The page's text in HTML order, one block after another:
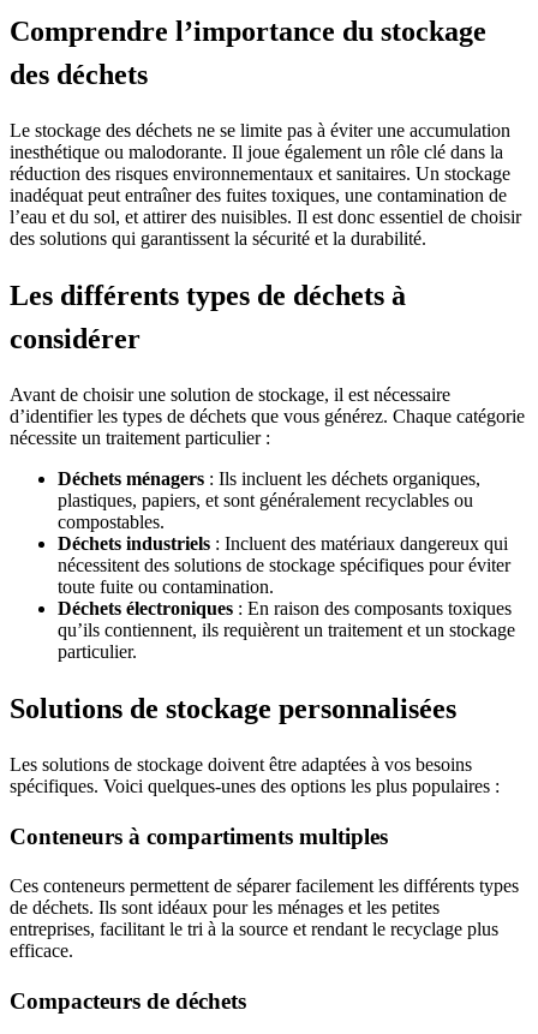
Comprendre l’importance du stockage
des déchets
Le stockage des déchets ne se limite pas à éviter une accumulation
inesthétique ou malodorante. Il joue également un rôle clé dans la
réduction des risques environnementaux et sanitaires. Un stockage
inadéquat peut entraîner des fuites toxiques, une contamination de
l’eau et du sol, et attirer des nuisibles. Il est donc essentiel de choisir
des solutions qui garantissent la sécurité et la durabilité.
Les différents types de déchets à
considérer
Avant de choisir une solution de stockage, il est nécessaire
d’identifier les types de déchets que vous générez. Chaque catégorie
nécessite un traitement particulier :
Déchets ménagers : Ils incluent les déchets organiques,
plastiques, papiers, et sont généralement recyclables ou
compostables.
Déchets industriels : Incluent des matériaux dangereux qui
nécessitent des solutions de stockage spécifiques pour éviter
toute fuite ou contamination.
Déchets électroniques : En raison des composants toxiques
qu’ils contiennent, ils requièrent un traitement et un stockage
particulier.
Solutions de stockage personnalisées
Les solutions de stockage doivent être adaptées à vos besoins
spécifiques. Voici quelques-unes des options les plus populaires :
Conteneurs à compartiments multiples
Ces conteneurs permettent de séparer facilement les différents types
de déchets. Ils sont idéaux pour les ménages et les petites
entreprises, facilitant le tri à la source et rendant le recyclage plus
efficace.
Compacteurs de déchets